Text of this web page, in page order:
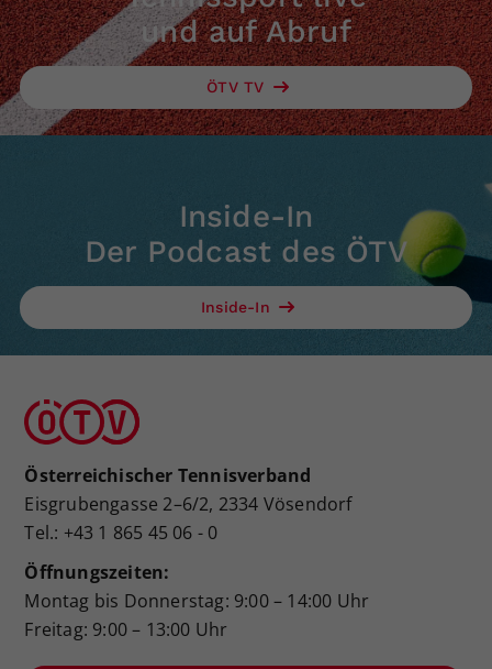
und auf Abruf
ÖTV TV
Inside-In
Der Podcast des ÖTV
Inside-In
Österreichischer Tennisverband
Eisgrubengasse 2–6/2, 2334 Vösendorf
Tel.: +43 1 865 45 06 - 0
Öffnungszeiten:
Montag bis Donnerstag: 9:00 – 14:00 Uhr
Freitag: 9:00 – 13:00 Uhr